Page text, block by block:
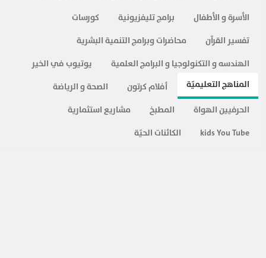
الأسرة و الأطفال
برامج تليفزيونية
كورسات
تفسير القرآن
محاضرات وبرامج التنمية البشرية
الهندسه و التكنولوجيا و البرامج العلمية
يوتيوب في الخير
المناهج التعليميّة
أفلام كرتون
الصحة و الرياضة
الحرفيين الهواة
المطبخ
مشاريع استثمارية
kids You Tube
الكائنات الحيّة